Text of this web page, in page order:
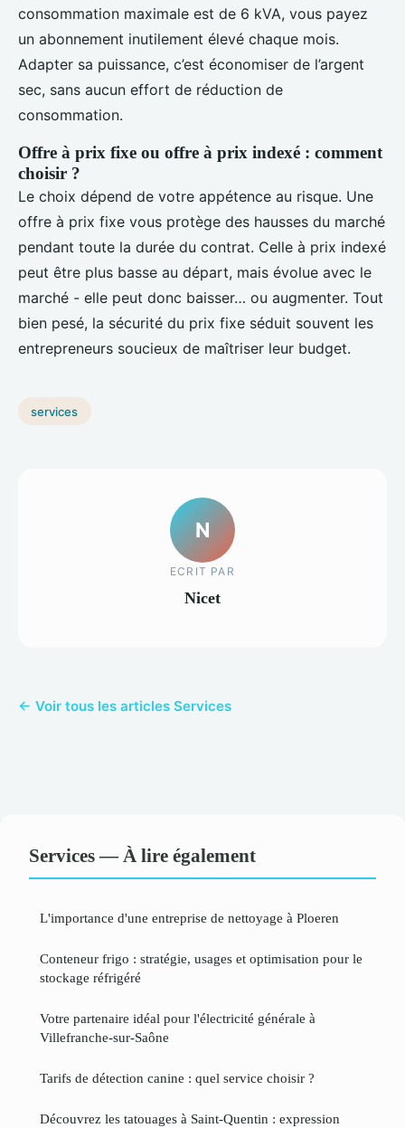
consommation maximale est de 6 kVA, vous payez
un abonnement inutilement élevé chaque mois.
Adapter sa puissance, c’est économiser de l’argent
sec, sans aucun effort de réduction de
consommation.
Offre à prix fixe ou offre à prix indexé : comment
choisir ?
Le choix dépend de votre appétence au risque. Une
offre à prix fixe vous protège des hausses du marché
pendant toute la durée du contrat. Celle à prix indexé
peut être plus basse au départ, mais évolue avec le
marché - elle peut donc baisser… ou augmenter. Tout
bien pesé, la sécurité du prix fixe séduit souvent les
entrepreneurs soucieux de maîtriser leur budget.
services
N
ECRIT PAR
Nicet
← Voir tous les articles Services
Services — À lire également
L'importance d'une entreprise de nettoyage à Ploeren
Conteneur frigo : stratégie, usages et optimisation pour le
stockage réfrigéré
Votre partenaire idéal pour l'électricité générale à
Villefranche-sur-Saône
Tarifs de détection canine : quel service choisir ?
Découvrez les tatouages à Saint-Quentin : expression